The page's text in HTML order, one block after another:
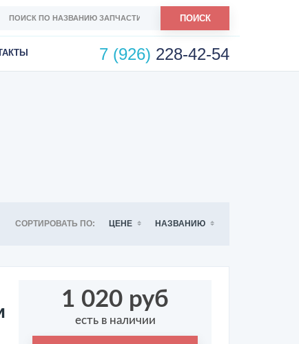
ПОИСК
7 (926) 228-42-54
СОРТИРОВАТЬ ПО: ЦЕНЕ НАЗВАНИЮ
1 020 руб
есть в наличии